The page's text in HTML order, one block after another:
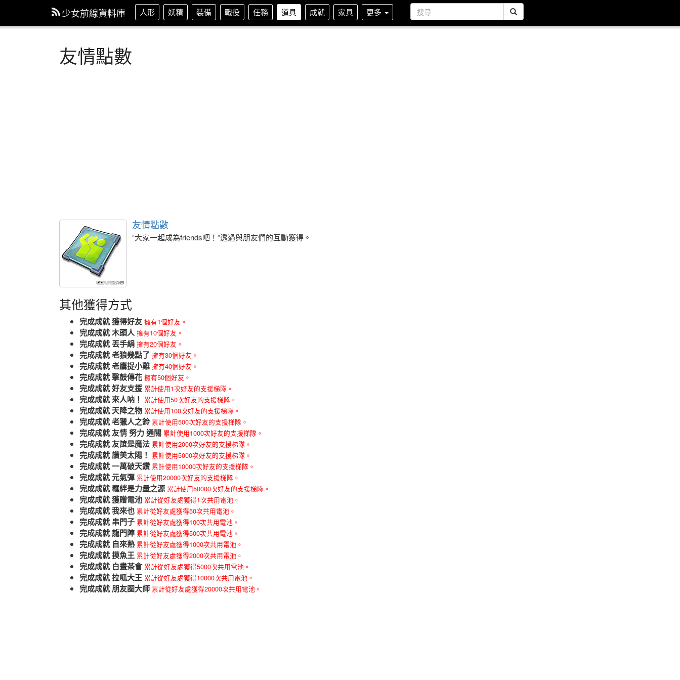
少女前線資料庫 人形 妖精 裝備 戰役 任務 道具 成就 家具 更多
友情點數
友情點數
“大家一起成為friends吧！”透過與朋友們的互動獲得。
其他獲得方式
完成成就 獲得好友 擁有1個好友。
完成成就 木頭人 擁有10個好友。
完成成就 丟手絹 擁有20個好友。
完成成就 老狼幾點了 擁有30個好友。
完成成就 老鷹捉小雞 擁有40個好友。
完成成就 擊鼓傳花 擁有50個好友。
完成成就 好友支援 累計使用1次好友的支援梯隊。
完成成就 來人呐！ 累計使用50次好友的支援梯隊。
完成成就 天降之物 累計使用100次好友的支援梯隊。
完成成就 老獵人之鈴 累計使用500次好友的支援梯隊。
完成成就 友情 努力 通關 累計使用1000次好友的支援梯隊。
完成成就 友誼是魔法 累計使用2000次好友的支援梯隊。
完成成就 讚美太陽！ 累計使用5000次好友的支援梯隊。
完成成就 一萬破天鑽 累計使用10000次好友的支援梯隊。
完成成就 元氣彈 累計使用20000次好友的支援梯隊。
完成成就 羈絆是力量之源 累計使用50000次好友的支援梯隊。
完成成就 獲贈電池 累計從好友處獲得1次共用電池。
完成成就 我來也 累計從好友處獲得50次共用電池。
完成成就 串門子 累計從好友處獲得100次共用電池。
完成成就 龍門陣 累計從好友處獲得500次共用電池。
完成成就 自來熟 累計從好友處獲得1000次共用電池。
完成成就 摸魚王 累計從好友處獲得2000次共用電池。
完成成就 白晝茶會 累計從好友處獲得5000次共用電池。
完成成就 拉呱大王 累計從好友處獲得10000次共用電池。
完成成就 朋友圈大師 累計從好友處獲得20000次共用電池。